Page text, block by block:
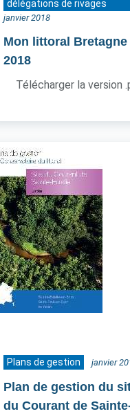
délégations de rivages
janvier 2018
Mon littoral Bretagne
2018
Télécharger la version
Plans de gestion janvier
Plan de gestion du
du Courant de